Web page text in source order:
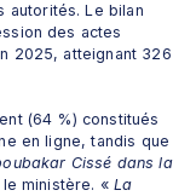
autorités. Le bilan
des actes
2025, atteignant 326
(64 %) constitués
en ligne, tandis que
Cissé dans la
le ministère. « La